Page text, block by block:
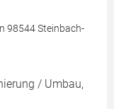
98544 Steinbach-
/ Umbau,